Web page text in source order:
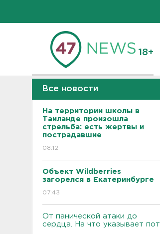
18+
Все новости
На территории школы в
Таиланде произошла
стрельба: есть жертвы и
пострадавшие
08:12
Объект Wildberries
загорелся в Екатеринбурге
07:43
От панической атаки до
сердца. На что указывает пот